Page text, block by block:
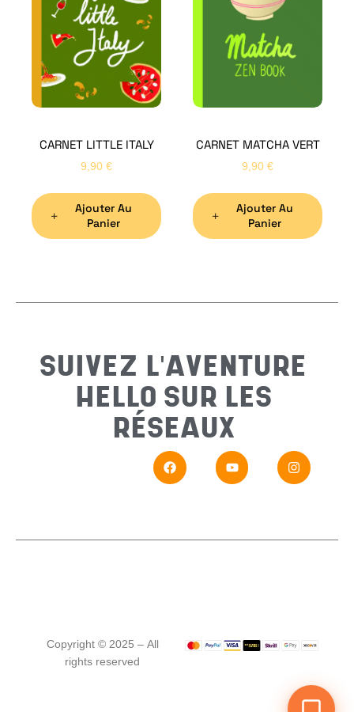
CARNET LITTLE ITALY
9,90 €
Ajouter Au
Panier
CARNET MATCHA VERT
9,90 €
Ajouter Au
Panier
SUIVEZ L'AVENTURE
HELLO SUR LES
RÉSEAUX
Copyright © 2025 – All
rights reserved